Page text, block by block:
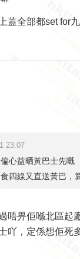
蓋全部都set for
23:07
心益晒黃巴士先嘅
四線又直送黃巴，
唔畀佢喺北區起
吖，定係想佢死